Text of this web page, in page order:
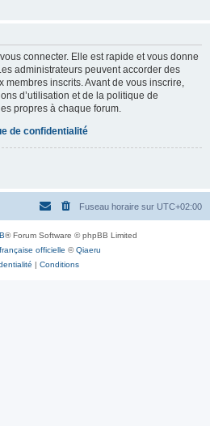
connecter. Elle est rapide et vous donne
administrateurs peuvent accorder des
inscrits. Avant de vous inscrire,
d’utilisation et de la politique de
propres à chaque forum.
de confidentialité
Fuseau horaire sur UTC+02:00
® Forum Software © phpBB Limited
officielle ©Qiaeru
| Conditions